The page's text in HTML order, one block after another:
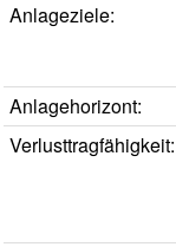
Anlageziele:
Anlagehorizont:
Verlusttragfähigkeit: